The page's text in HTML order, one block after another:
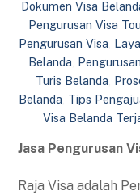
Dokumen Visa
Pengurusan Visa
Pengurusan Visa
Belanda
Turis Belanda
Belanda Tips
Visa Belanda
Jasa Pengurusan
Raja Visa adalah